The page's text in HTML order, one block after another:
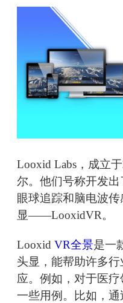
Looxid Labs，成立
尔。他们号称开发
眼球追踪和脑电波
显——LooxidVR。
Looxid VR全景是一
头显，能帮助许多
应。例如，对于医
一些用例。比如，